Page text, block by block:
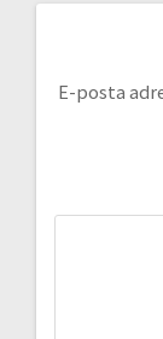
E-posta